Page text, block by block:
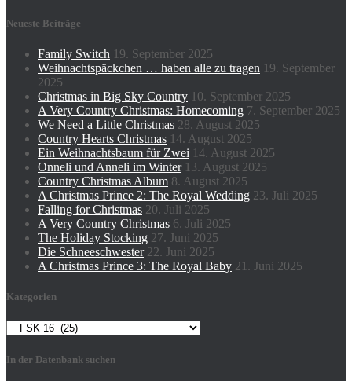
Neueste Beiträge
Family Switch 19. September 2025
Weihnachtspäckchen … haben alle zu tragen 19. September
2025
Christmas in Big Sky Country 10. September 2025
A Very Country Christmas: Homecoming 7. September 2025
We Need a Little Christmas 28. August 2025
Country Hearts Christmas 14. August 2025
Ein Weihnachtsbaum für Zwei 14. August 2025
Onneli und Anneli im Winter 13. August 2025
Country Christmas Album 8. August 2025
A Christmas Prince 2: The Royal Wedding 23. Juli 2025
Falling for Christmas 20. Juli 2025
A Very Country Christmas 6. Juli 2025
The Holiday Stocking 27. Juni 2025
Die Schneeschwester 22. Juni 2025
A Christmas Prince 3: The Royal Baby 21. Juni 2025
Kategorien
Kategorien
In der Datenbank suchen